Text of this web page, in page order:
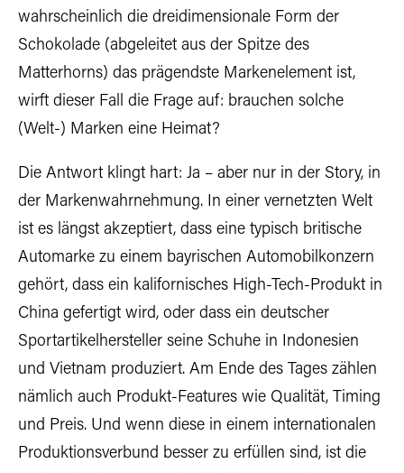
wahrscheinlich die dreidimensionale Form der
Schokolade (abgeleitet aus der Spitze des
Matterhorns) das prägendste Markenelement ist,
wirft dieser Fall die Frage auf: brauchen solche
(Welt-) Marken eine Heimat?
Die Antwort klingt hart: Ja – aber nur in der Story, in
der Markenwahrnehmung. In einer vernetzten Welt
ist es längst akzeptiert, dass eine typisch britische
Automarke zu einem bayrischen Automobilkonzern
gehört, dass ein kalifornisches High-Tech-Produkt in
China gefertigt wird, oder dass ein deutscher
Sportartikelhersteller seine Schuhe in Indonesien
und Vietnam produziert. Am Ende des Tages zählen
nämlich auch Produkt-Features wie Qualität, Timing
und Preis. Und wenn diese in einem internationalen
Produktionsverbund besser zu erfüllen sind, ist die